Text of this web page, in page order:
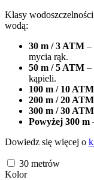
Klasy
wodą:
30 m / 3 ATM –
mycia rąk.
50 m / 5 ATM –
kąpieli.
100 m / 10 ATM
200 m / 20 ATM
300 m / 30 ATM
Powyżej 300 m
Dowiedz się więcej o
30 metrów
Kolor